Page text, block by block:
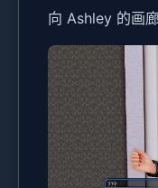
向 Ashley 的画